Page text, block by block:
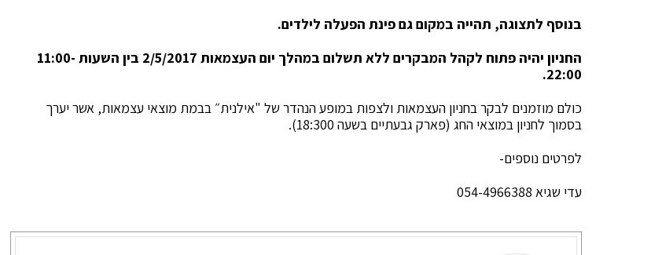
בנוסף לתצוגה, תהייה במקום גם פינת הפעלה לילדים.
החניון יהיה פתוח לקהל המבקרים ללא תשלום במהלך יום העצמאות 2/5/2017 בין השעות 11:00-
22:00.
כולם מוזמנים לבקר בחניון העצמאות ולצפות במופע הנהדר של "אילנית״ בבמת מוצאי עצמאות, אשר יערך
בסמוך לחניון במוצאי החג (פארק גבעתיים בשעה 18:300).
לפרטים נוספים-
עדי שגיא 054-4966388